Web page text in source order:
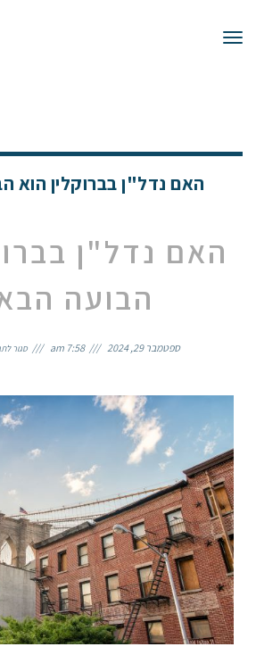
תפריט
האם נדל"ן בברוקלין הוא
האם נדל"ן
הבועה
ספטמבר 29, 2024 7:58 am סגור